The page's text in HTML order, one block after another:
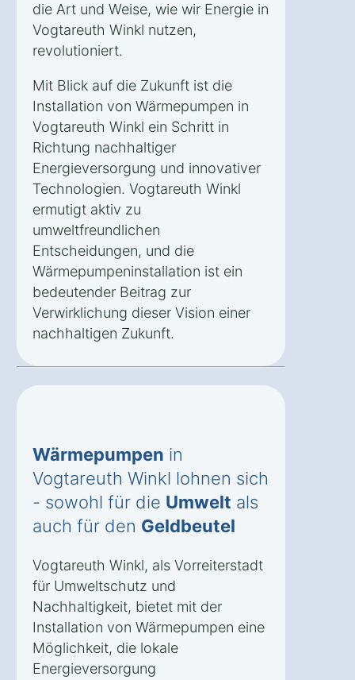
die Art und Weise, wie wir Energie in
Vogtareuth Winkl nutzen,
revolutioniert.
Mit Blick auf die Zukunft ist die
Installation von Wärmepumpen in
Vogtareuth Winkl ein Schritt in
Richtung nachhaltiger
Energieversorgung und innovativer
Technologien. Vogtareuth Winkl
ermutigt aktiv zu
umweltfreundlichen
Entscheidungen, und die
Wärmepumpeninstallation ist ein
bedeutender Beitrag zur
Verwirklichung dieser Vision einer
nachhaltigen Zukunft.
Wärmepumpen in
Vogtareuth Winkl lohnen sich
- sowohl für die Umwelt als
auch für den Geldbeutel
Vogtareuth Winkl, als Vorreiterstadt
für Umweltschutz und
Nachhaltigkeit, bietet mit der
Installation von Wärmepumpen eine
Möglichkeit, die lokale
Energieversorgung